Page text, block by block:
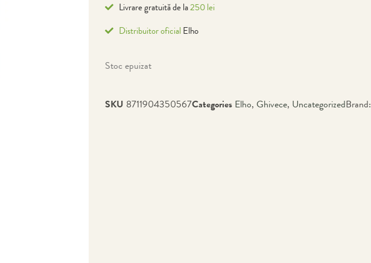
Livrare gratuită de la250 lei
Distribuitor oficial Elho
Stoc epuizat
SKU 8711904350567Categories Elho, Ghivece, UncategorizedBrand: